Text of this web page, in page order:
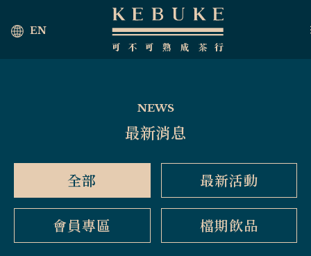
EN
NEWS
最新消息
全部 最新活動
會員專區 檔期飲品